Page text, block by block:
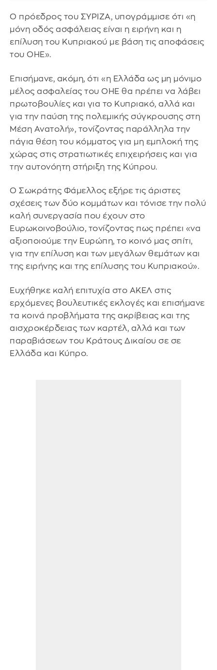
Ο πρόεδρος του ΣΥΡΙΖΑ, υπογράμμισε ότι «η
μόνη οδός ασφάλειας είναι η ειρήνη και η
επίλυση του Κυπριακού με βάση τις αποφάσεις
του ΟΗΕ».
Επισήμανε, ακόμη, ότι «η Ελλάδα ως μη μόνιμο
μέλος ασφαλείας του ΟΗΕ θα πρέπει να λάβει
πρωτοβουλίες και για το Κυπριακό, αλλά και
για την παύση της πολεμικής σύγκρουσης στη
Μέση Ανατολή», τονίζοντας παράλληλα την
πάγια θέση του κόμματος για μη εμπλοκή της
χώρας στις στρατιωτικές επιχειρήσεις και για
την αυτονόητη στήριξη της Κύπρου.
Ο Σωκράτης Φάμελλος εξήρε τις άριστες
σχέσεις των δύο κομμάτων και τόνισε την πολύ
καλή συνεργασία που έχουν στο
Ευρωκοινοβούλιο, τονίζοντας πως πρέπει «να
αξιοποιούμε την Ευρώπη, το κοινό μας σπίτι,
για την επίλυση και των μεγάλων θεμάτων και
της ειρήνης και της επίλυσης του Κυπριακού».
Ευχήθηκε καλή επιτυχία στο ΑΚΕΛ στις
ερχόμενες βουλευτικές εκλογές και επισήμανε
τα κοινά προβλήματα της ακρίβειας και της
αισχροκέρδειας των καρτέλ, αλλά και των
παραβιάσεων του Κράτους Δικαίου σε σε
Ελλάδα και Κύπρο.